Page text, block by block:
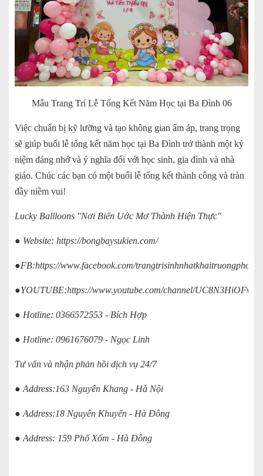
Mẫu Trang Trí Lễ Tổng Kết Năm Học tại Ba Đình 06
Việc chuẩn bị kỹ lưỡng và tạo không gian ấm áp, trang trọng
sẽ giúp buổi lễ tổng kết năm học tại Ba Đình trở thành một kỷ
niệm đáng nhớ và ý nghĩa đối với học sinh, gia đình và nhà
giáo. Chúc các bạn có một buổi lễ tổng kết thành công và tràn
đầy niềm vui!
Lucky Ballloons "Nơi Biến Uớc Mơ Thành Hiện Thực"
● Website: https://bongbaysukien.com/
●FB:https://www.facebook.com/
●YOUTUBE:https://www.youtube.com/channel/
● Hotline: 0366572553 - Bích Hợp
● Hotline: 0961676079 - Ngọc Linh
Tư vấn và nhận phản hồi dịch vụ 24/7
● Address:163 Nguyễn Khang - Hà Nội
● Address:18 Nguyễn Khuyến - Hà Đông
● Address: 159 Phố Xốm - Hà Đông